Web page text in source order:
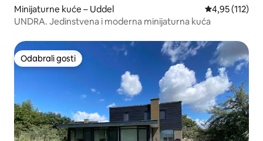
Minijaturne kuće – Uddel Prosječna
4,95 (112)
UNDRA. Jedinstvena i moderna minijaturna kuća
Odabrali gosti
Odabrali gosti